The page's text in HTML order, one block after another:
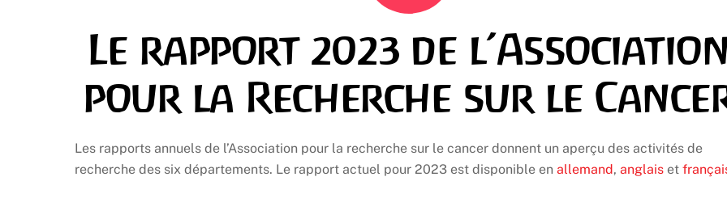
Le rapport 2023 de
pour la Recherche sur le
Les rapports annuels de l’Association pour la recherche sur le cancer donnent un aperçu des activités de
recherche des six départements. Le rapport actuel pour 2023 est disponible en allemand, anglais et